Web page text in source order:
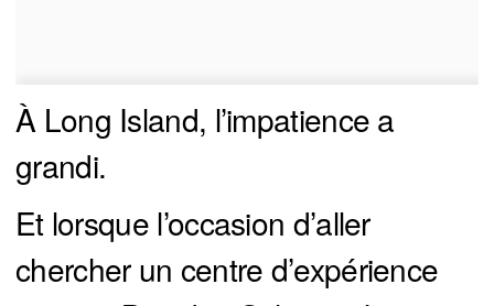
À Long Island, l’impatience a
grandi.
Et lorsque l’occasion d’aller
chercher un centre d’expérience